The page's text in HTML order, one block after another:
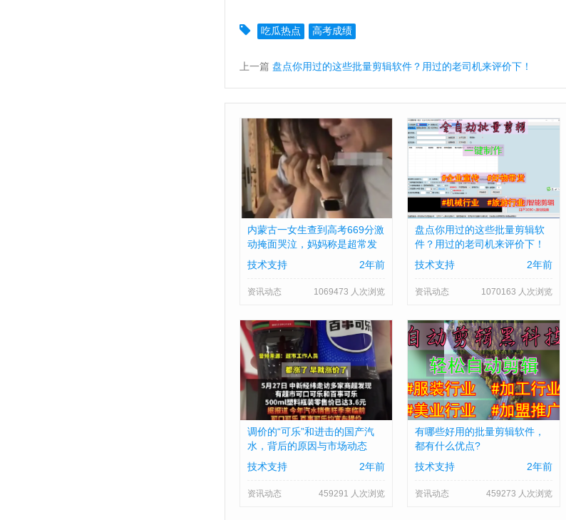
吃瓜热点 高考成绩
上一篇 盘点你用过的这些批量剪辑软件？用过的老司机来评价下！
内蒙古一女生查到高考669分激
动掩面哭泣，妈妈称是超常发
挥
技术支持 2年前
资讯动态 1069473 人次浏览
盘点你用过的这些批量剪辑软
件？用过的老司机来评价下！
技术支持
2年前
资讯动态 1070163 人次浏览
调价的“可乐”和进击的国产汽
水，背后的原因与市场动态
技术支持
2年前
资讯动态 459291 人次浏览
有哪些好用的批量剪辑软件，
都有什么优点?
技术支持
2年前
资讯动态 459273 人次浏览